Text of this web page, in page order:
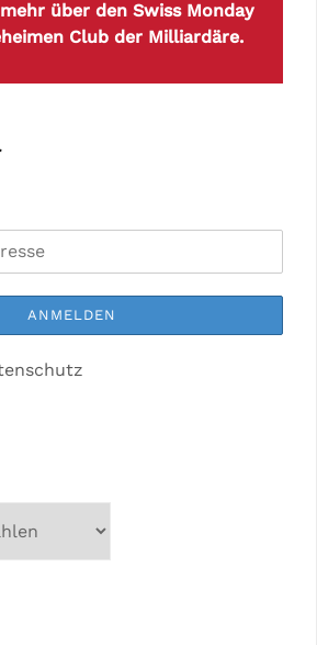
über den Swiss Monday
Club der Milliardäre.